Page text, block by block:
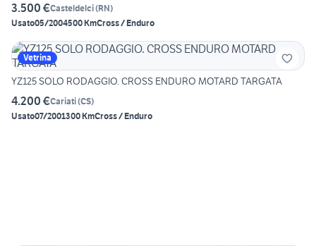
3.500 €Casteldelci(RN)
Usato05/2004500 KmCross / Enduro
Vetrina
YZ125 SOLO RODAGGIO. CROSS ENDURO MOTARD TARGATA
4.200 €Cariati(CS)
Usato07/2001300 KmCross / Enduro